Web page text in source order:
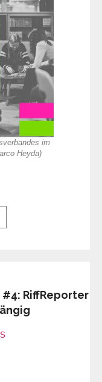
im
Heyda)
RiffReporter